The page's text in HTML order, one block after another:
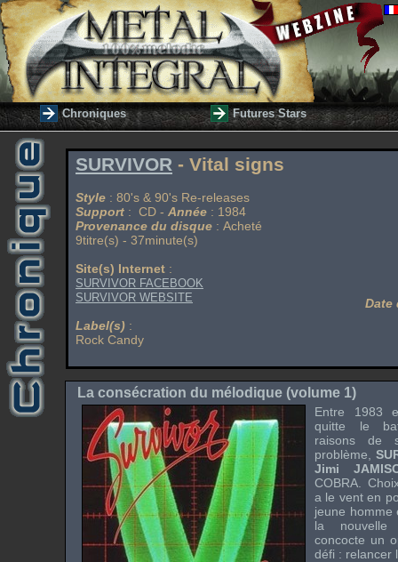
Chroniques Futures Stars
SURVIVOR - Vital signs
Style : 80's & 90's Re-releases
Support : CD - Année : 1984
Provenance du disque : Acheté
9titre(s) - 37minute(s)
Site(s) Internet :
SURVIVOR FACEBOOK
SURVIVOR WEBSITE
Label(s) :
Rock Candy
Date
La consécration du mélodique (volume 1)
Entre 1983
quitte le
raisons de
problème,
Jimi
COBRA .
a le vent en
jeune homme
la
concocte un
défi : relancer